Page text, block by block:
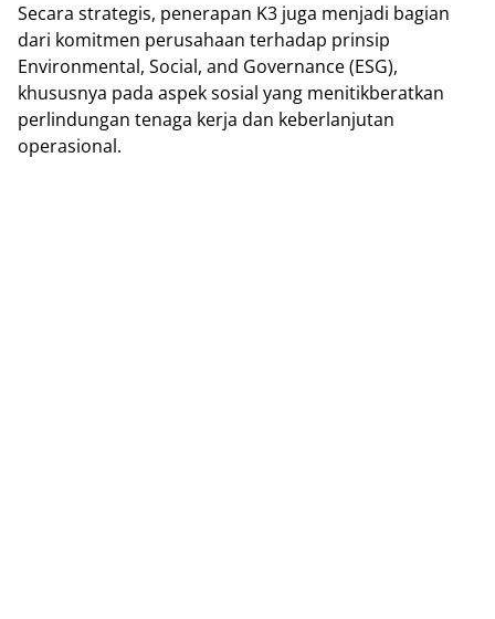
Secara strategis, penerapan K3 juga menjadi bagian
dari komitmen perusahaan terhadap prinsip
Environmental, Social, and Governance (ESG),
khususnya pada aspek sosial yang menitikberatkan
perlindungan tenaga kerja dan keberlanjutan
operasional.